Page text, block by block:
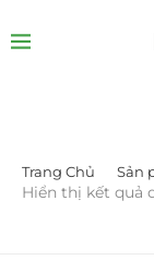
LỌC BỞI GIÁ
Trang Chủ Sản
Hiển thị kết quả